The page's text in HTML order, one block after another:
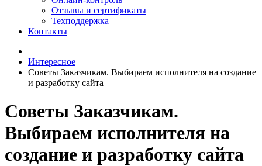
Отзывы и сертификаты
Техподдержка
Контакты
Интересное
Советы Заказчикам. Выбираем исполнителя на создание
и разработку сайта
Советы Заказчикам.
Выбираем исполнителя на
создание и разработку сайта